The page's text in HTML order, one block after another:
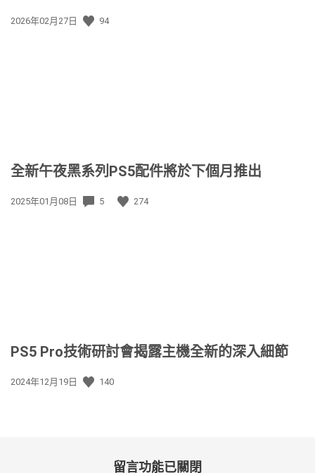
發
2026年02月27日 94
全新午夜黑系列PS5配件將於下個月推出
發
2025年01月08日 5 274
PS5 Pro技術研討會揭露主機全新的深入細節
發
2024年12月19日 140
留言功能已關閉